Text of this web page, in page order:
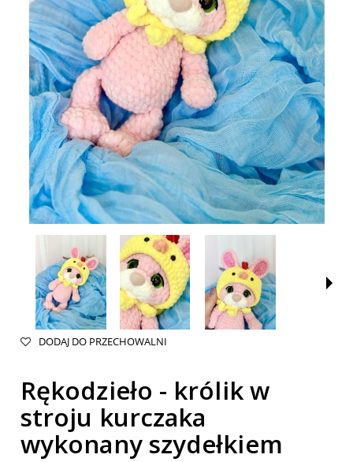
DODAJ DO PRZECHOWALNI
Rękodzieło - królik w
stroju kurczaka
wykonany szydełkiem